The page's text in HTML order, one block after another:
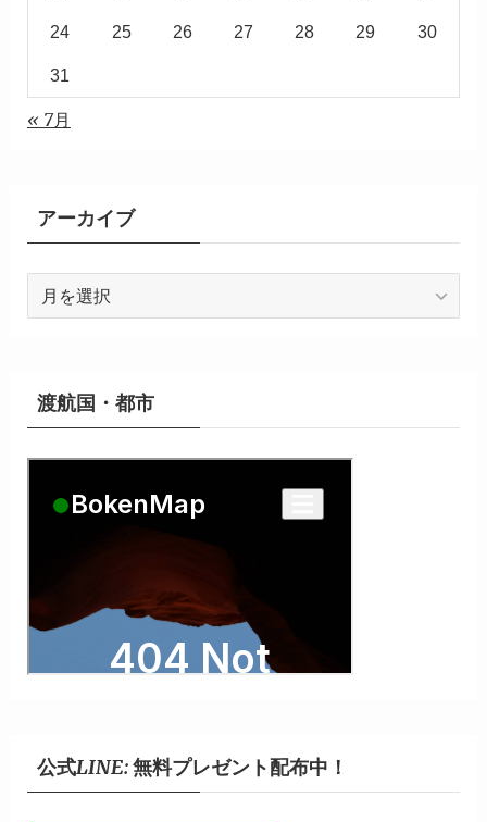
24 25 26 27 28 29 30
31
« 7月
アーカイブ
ー
ブ
渡航国・都市
公式LINE: 無料プレゼント配布中！